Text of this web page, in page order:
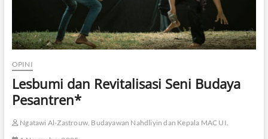
g
a
n
g
T
r
OPINI
Lesbumi dan Revitalisasi Seni Budaya
Pesantren*
Ngatawi Al-Zastrouw, Budayawan Nahdliyin dan Kepala MAC UI.